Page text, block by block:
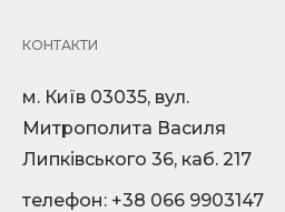
КОНТАКТИ
м. Київ 03035, вул.
Митрополита Василя
Липківського 36, каб. 217
телефон: +38 066 9903147